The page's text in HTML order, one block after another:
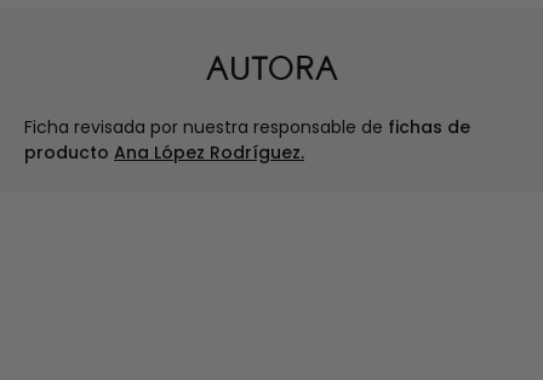
AUTORA
Ficha revisada por nuestra responsable de fichas de
producto Ana López Rodríguez.